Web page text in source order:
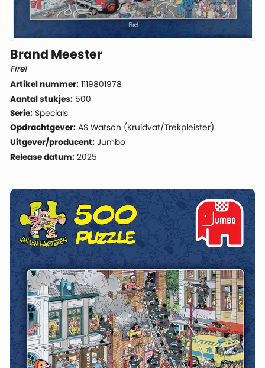
Brand Meester
Fire!
Artikel nummer: 1119801978
Aantal stukjes: 500
Serie: Specials
Opdrachtgever: AS Watson (Kruidvat/Trekpleister)
Uitgever/producent: Jumbo
Release datum: 2025